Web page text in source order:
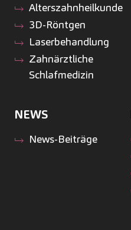
Alterszahnheilkunde
3D-Röntgen
Laserbehandlung
Zahnärztliche
Schlafmedizin
NEWS
News-Beiträge